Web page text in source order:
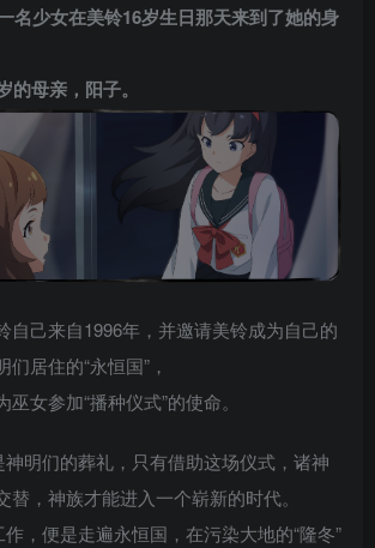
名少女在美铃16岁生日那天来到了她的身
的母亲，阳子。
自己来自1996年，并邀请美铃成为自己的
居住的“永恒国”，
女参加“播种仪式”的使命。
神明们的葬礼，只有借助这场仪式，诸神
替，神族才能进入一个崭新的时代。
作，便是走遍永恒国，在污染大地的“隆冬”